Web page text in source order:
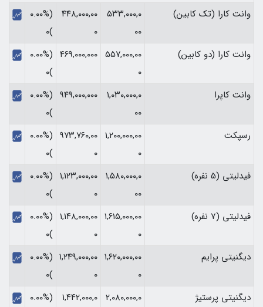
وانت کارا (تک کابین)
۵۳۳,۰۰۰,۰
۰۰
۴۴۸,۰۰۰,۰۰
۰
(۰.۰۰%
)۰
وانت کارا (دو کابین)
۵۵۷,۰۰۰,۰۰
۰
۴۶۹,۰۰۰,۰۰۰
(۰.۰۰%
)۰
وانت کاپرا
۱,۰۳۰,۰۰۰,۰
۰۰
۹۴۹,۰۰۰,۰۰۰
(۰.۰۰%
)۰
رسپکت
۱,۲۰۰,۰۰۰,۰۰
۰
۹۷۳,۷۶۰,۰۰
۰
(۰.۰۰%
)۰
فیدلیتی (5 نفره)
۱,۵۸۰,۰۰۰,۰
۰۰
۱,۱۲۳,۰۰۰,۰۰
۰
(۰.۰۰%
)۰
فیدلیتی (7 نفره)
۱,۶۱۵,۰۰۰,۰۰
۰
۱,۱۴۸,۰۰۰,۰۰
۰
(۰.۰۰%
)۰
دیگنیتی پرایم
۱,۶۲۰,۰۰۰,۰۰
۰
۱,۲۴۹,۰۰۰,۰۰
۰
(۰.۰۰%
)۰
دیگنیتی پرستیژ
۲,۰۸۰,۰۰۰,۰ ۱,۴۴۲,۰۰۰,۰
(۰.۰۰%